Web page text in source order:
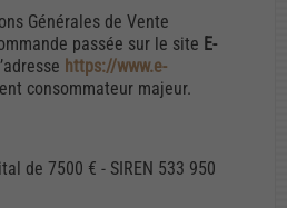
Générales de Vente
passée sur le site E-
https://www.e-
consommateur majeur.
de 7500 € - SIREN 533 950